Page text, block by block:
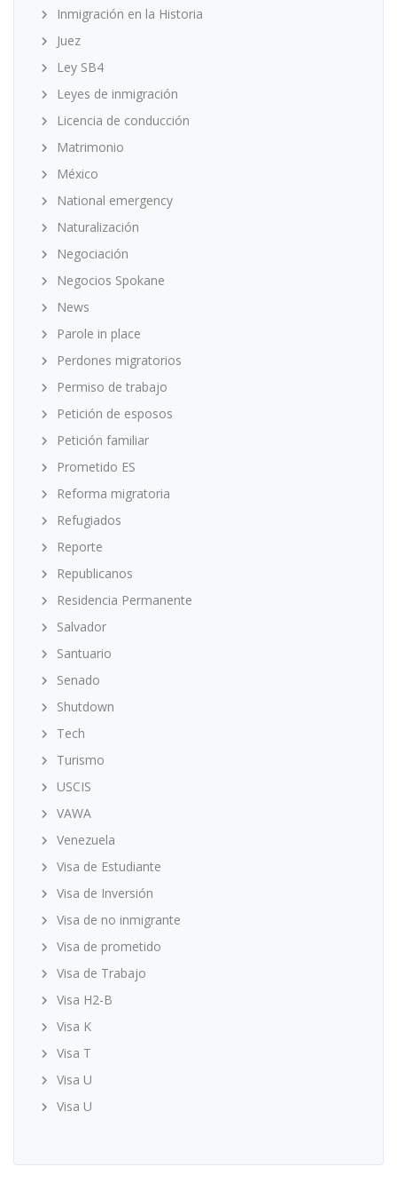
Inmigración en la Historia
Juez
Ley SB4
Leyes de inmigración
Licencia de conducción
Matrimonio
México
National emergency
Naturalización
Negociación
Negocios Spokane
News
Parole in place
Perdones migratorios
Permiso de trabajo
Petición de esposos
Petición familiar
Prometido ES
Reforma migratoria
Refugiados
Reporte
Republicanos
Residencia Permanente
Salvador
Santuario
Senado
Shutdown
Tech
Turismo
USCIS
VAWA
Venezuela
Visa de Estudiante
Visa de Inversión
Visa de no inmigrante
Visa de prometido
Visa de Trabajo
Visa H2-B
Visa K
Visa T
Visa U
Visa U